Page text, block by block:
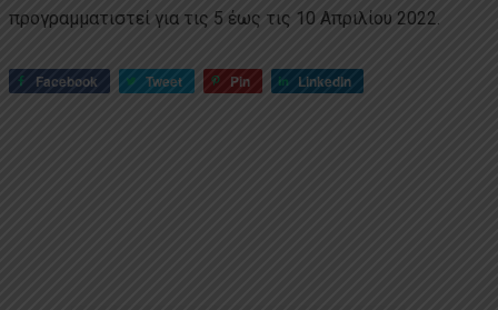
προγραμματιστεί για τις 5 έως τις 10 Απριλίου 2022.
Facebook Tweet Pin LinkedIn